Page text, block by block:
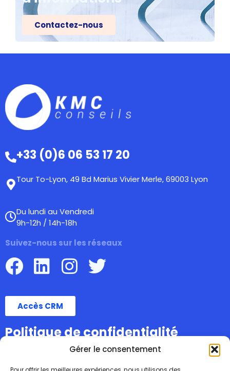
Gérer le consentement
Contactez-nous
+33 (0)6 06 53 17 20
Tour To-Lyon, 49 Bd Marius Vivier Merle, 69003 Lyon
Du lundi au Vendredi
9h-12h / 14h-18h
Suivez-nous sur les réseaux
Accès CRM
Politique de confidentialité